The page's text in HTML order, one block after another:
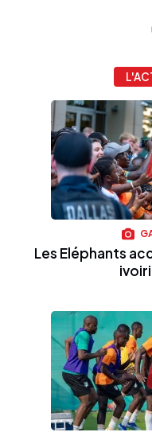
Les Eléphants